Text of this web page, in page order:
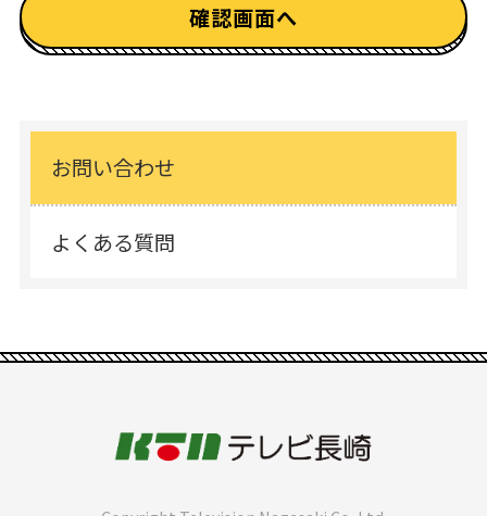
確認画面へ
お問い合わせ
よくある質問